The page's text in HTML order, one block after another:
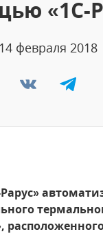
«1С-
14 февраля 2018